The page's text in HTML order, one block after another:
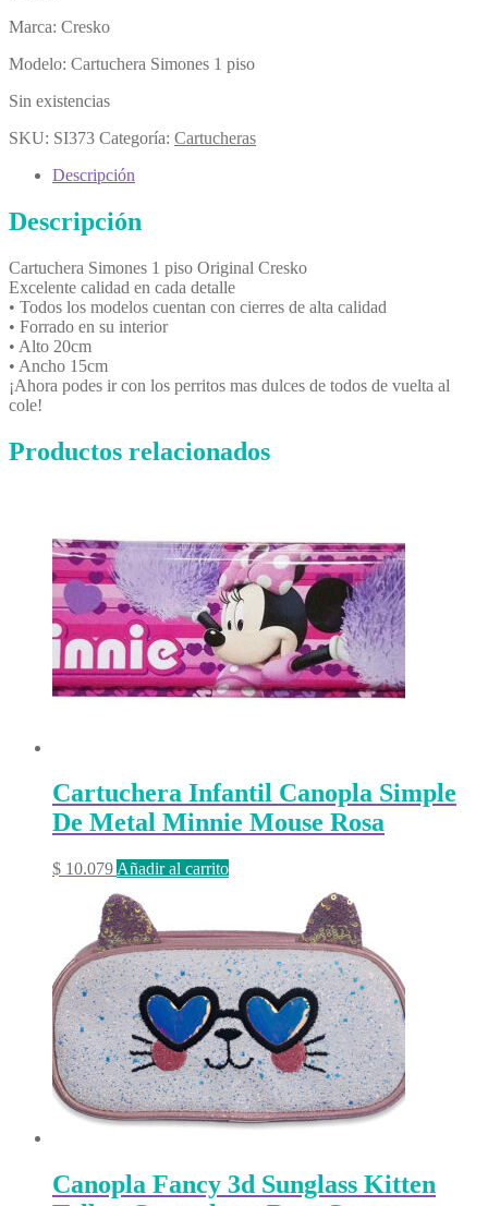
Marca: Cresko
Modelo: Cartuchera Simones 1 piso
Sin existencias
SKU: SI373 Categoría: Cartucheras
Descripción
Descripción
Cartuchera Simones 1 piso Original Cresko
Excelente calidad en cada detalle
• Todos los modelos cuentan con cierres de alta calidad
• Forrado en su interior
• Alto 20cm
• Ancho 15cm
¡Ahora podes ir con los perritos mas dulces de todos de vuelta al
cole!
Productos relacionados
Cartuchera Infantil Canopla Simple
De Metal Minnie Mouse Rosa
$ 10.079 Añadir al carrito
Canopla Fancy 3d Sunglass Kitten